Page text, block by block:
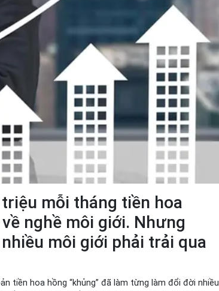
mỗi tháng tiền hoa
nghề môi giới. Nhưng
môi giới phải trải qua
tiền hoa hồng “khủng” đã làm từng làm đổi đời nhiều